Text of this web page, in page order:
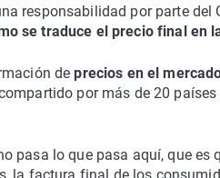
responsabilidad por parte
se traduce el precio final en
de precios en el
por más de 20
pasa lo que pasa aquí, que